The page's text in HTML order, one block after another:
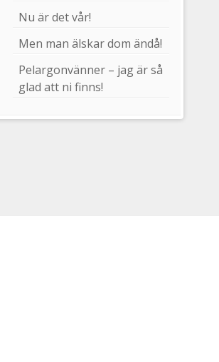
Nu är det vår!
Men man älskar dom ändå!
Pelargonvänner – jag är så
glad att ni finns!